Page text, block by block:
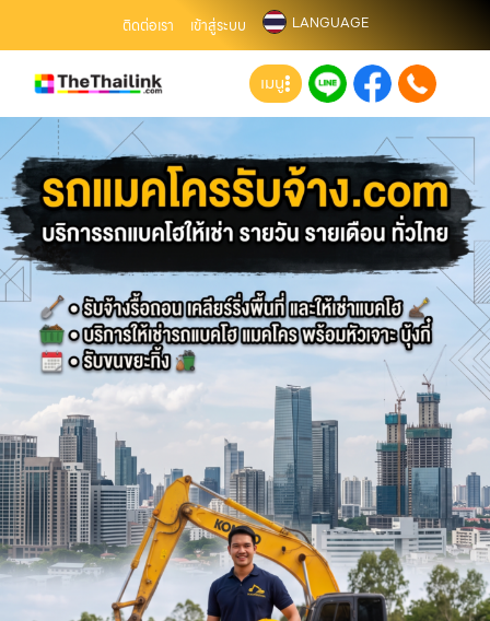
ติดต่อเรา เข้าสู่ระบบ LANGUAGE
เมนู